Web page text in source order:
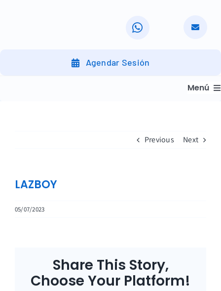
Agendar Sesión
Menú
Previous Next
LAZBOY
05/07/2023
Share This Story,
Choose Your Platform!